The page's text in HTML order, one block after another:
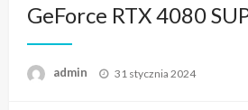
GeForce RTX 4080
admin Napisano
31 stycznia 2024